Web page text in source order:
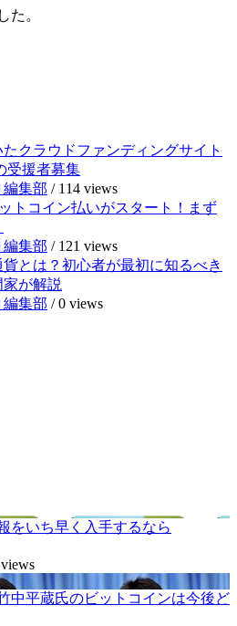
た。
クラウドファンディングサイト
受援者募集
集部 / 114 views
トコイン払いがスタート！まず
集部 / 121 views
貨とは？初心者が最初に知るべき
が解説
集部 /0 views
をいち早く入手するなら
中平蔵氏のビットコインは今後ど